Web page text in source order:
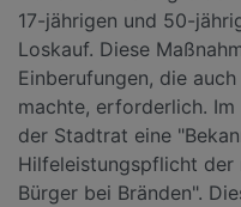
17-jährigen und 50-
Loskauf. Diese
Einberufungen, die
machte, erforderlich. Im
der Stadtrat eine
Hilfeleistungspflicht der
Bürger bei Bränden".